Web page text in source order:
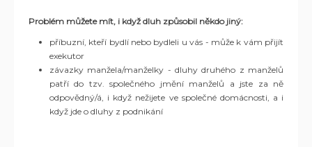
Problém můžete mít, i když dluh způsobil někdo jiný:
příbuzní, kteří bydlí nebo bydleli u vás - může k vám přijít
exekutor
závazky manžela/manželky - dluhy druhého z manželů
patří do tzv. společného jmění manželů a jste za ně
odpovědný/á, i když nežijete ve společné domácnosti, a i
když jde o dluhy z podnikání